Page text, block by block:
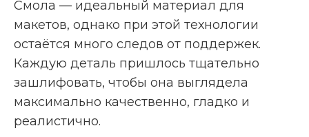
Смола — идеальный материал для
макетов, однако при этой технологии
остаётся много следов от поддержек.
Каждую деталь пришлось тщательно
зашлифовать, чтобы она выглядела
максимально качественно, гладко и
реалистично.